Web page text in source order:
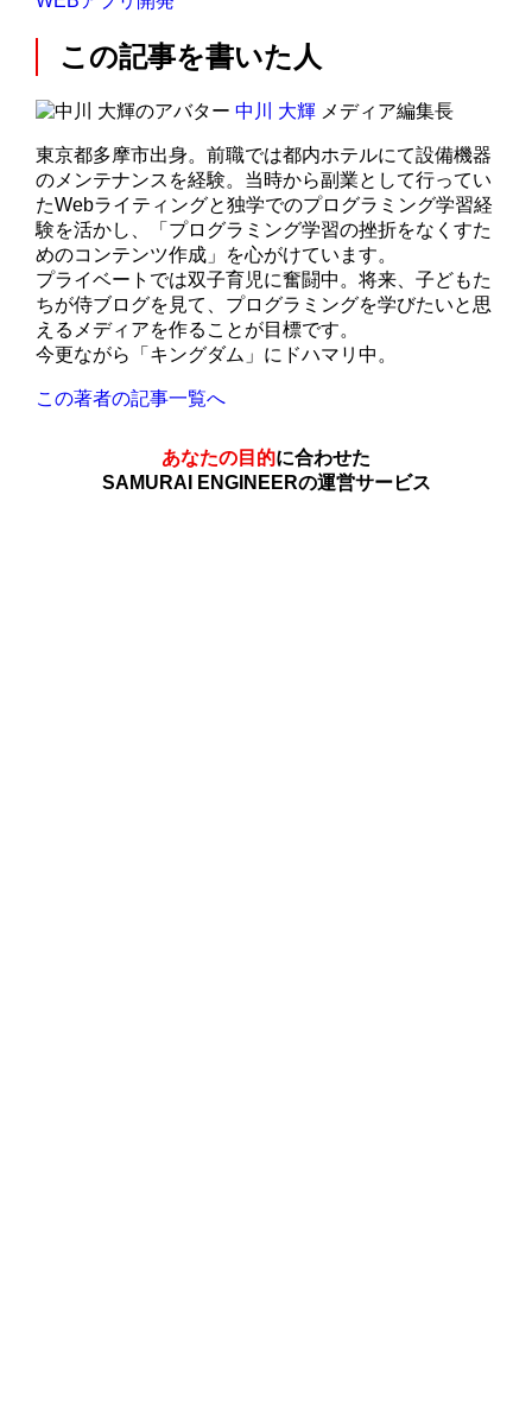
この記事を書いた人
中川 大輝 メディア編集長
東京都多摩市出身。前職では都内ホテルにて設備機器
のメンテナンスを経験。当時から副業として行ってい
たWebライティングと独学でのプログラミング学習経
験を活かし、「プログラミング学習の挫折をなくすた
めのコンテンツ作成」を心がけています。
プライベートでは双子育児に奮闘中。将来、子どもた
ちが侍ブログを見て、プログラミングを学びたいと思
えるメディアを作ることが目標です。
今更ながら「キングダム」にドハマリ中。
この著者の記事一覧へ
あなたの目的に合わせた
SAMURAI ENGINEERの運営サービス